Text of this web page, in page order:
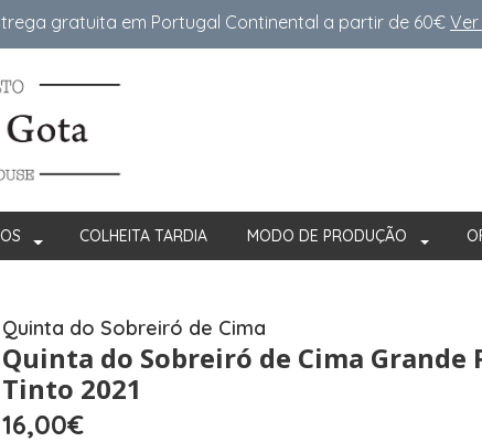
gratuita em Portugal Continental a partir de 60€
COLHEITA TARDIA MODO DE PRODUÇÃO
Quinta do Sobreiró de Cima
Quinta do Sobreiró de Cima Grande
Tinto 2021
16,00€